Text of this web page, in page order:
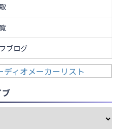
ブログ
ディオメーカーリスト
ブ